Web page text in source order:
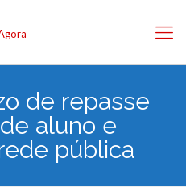
de repasse
aluno e
pública